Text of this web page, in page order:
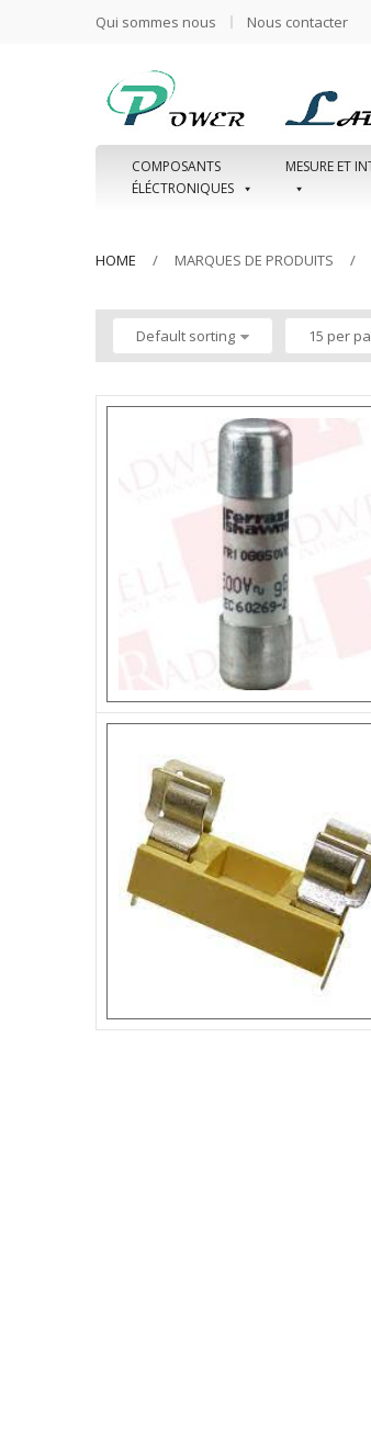
Qui sommes nous Nous contacter
COMPOSANTS
ÉLÉCTRONIQUES
MESURE ET
HOME MARQUES DE PRODUITS
Default sorting 15 per